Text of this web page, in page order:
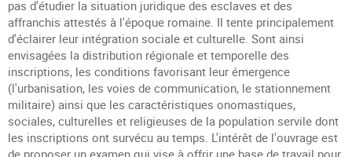
pas d'étudier la situation juridique des esclaves et des
affranchis attestés à l'époque romaine. Il tente principalement
d'éclairer leur intégration sociale et culturelle. Sont ainsi
envisagées la distribution régionale et temporelle des
inscriptions, les conditions favorisant leur émergence
(l'urbanisation, les voies de communication, le stationnement
militaire) ainsi que les caractéristiques onomastiques,
sociales, culturelles et religieuses de la population servile dont
les inscriptions ont survécu au temps. L'intérêt de l'ouvrage est
de proposer un examen qui vise à offrir une base de travail pour